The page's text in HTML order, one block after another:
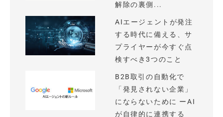
解除の裏側...
AIエージェントが発注
する時代に備える、サ
プライヤーが今すぐ点
検すべき3つのこと
B2B取引の自動化で
「発見されない企業」
にならないために ーAI
が自律的に連携する